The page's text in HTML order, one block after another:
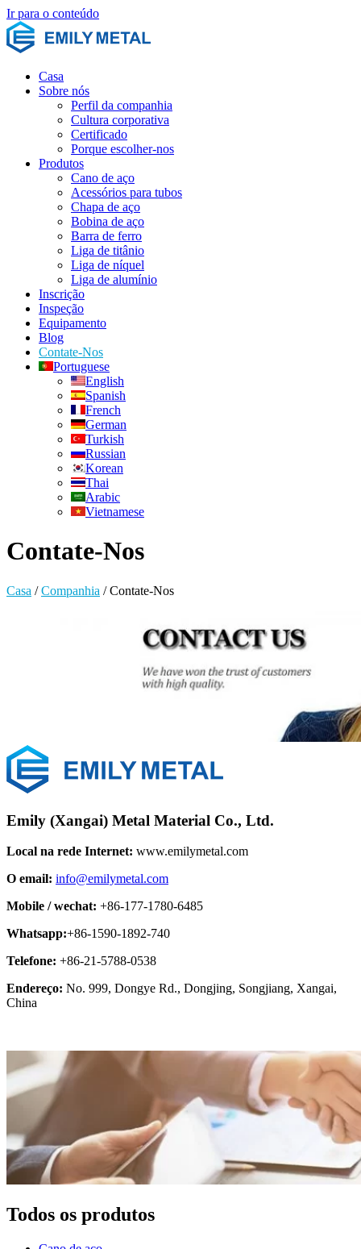
Ir para o conteúdo
Casa
Sobre nós
Perfil da companhia
Cultura corporativa
Certificado
Porque escolher-nos
Produtos
Cano de aço
Acessórios para tubos
Chapa de aço
Bobina de aço
Barra de ferro
Liga de titânio
Liga de níquel
Liga de alumínio
Inscrição
Inspeção
Equipamento
Blog
Contate-Nos
Portuguese
English
Spanish
French
German
Turkish
Russian
Korean
Thai
Arabic
Vietnamese
Contate-Nos
Casa /Companhia /Contate-Nos
Emily (Xangai) Metal Material Co., Ltd.
Local na rede Internet: www.emilymetal.com
O email: info@emilymetal.com
Mobile / wechat: +86-177-1780-6485
Whatsapp:+86-1590-1892-740
Telefone: +86-21-5788-0538
Endereço: No. 999, Dongye Rd., Dongjing, Songjiang, Xangai,
China
Todos os produtos